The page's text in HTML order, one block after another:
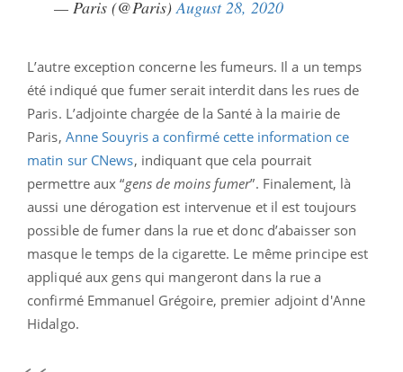
— Paris (@Paris) August 28, 2020
L’autre exception concerne les fumeurs. Il a un temps
été indiqué que fumer serait interdit dans les rues de
Paris. L’adjointe chargée de la Santé à la mairie de
Paris, Anne Souyris a confirmé cette information ce
matin sur CNews, indiquant que cela pourrait
permettre aux “gens de moins fumer”. Finalement, là
aussi une dérogation est intervenue et il est toujours
possible de fumer dans la rue et donc d’abaisser son
masque le temps de la cigarette. Le même principe est
appliqué aux gens qui mangeront dans la rue a
confirmé Emmanuel Grégoire, premier adjoint d'Anne
Hidalgo.